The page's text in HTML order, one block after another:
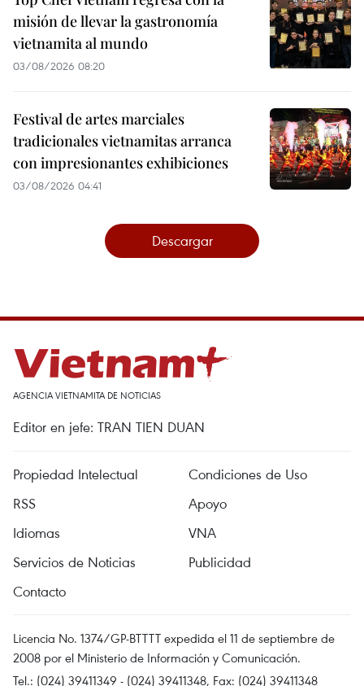
misión de llevar la gastronomía
vietnamita al mundo
03/08/2026 08:20
Festival de artes marciales
tradicionales vietnamitas arranca
con impresionantes exhibiciones
03/08/2026 04:41
Descargar
AGENCIA VIETNAMITA DE NOTICIAS
Editor en jefe: TRAN TIEN DUAN
Propiedad Intelectual
Condiciones de Uso
RSS
Apoyo
Idiomas
VNA
Servicios de Noticias
Publicidad
Contacto
Licencia No. 1374/GP-BTTTT expedida el 11 de septiembre de
2008 por el Ministerio de Información y Comunicación.
Tel.: (024) 39411349 - (024) 39411348, Fax: (024) 39411348